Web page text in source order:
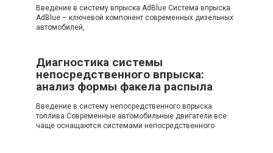
Введение в систему впрыска AdBlue Система впрыска
AdBlue – ключевой компонент современных дизельных
автомобилей,
Диагностика системы
непосредственного впрыска:
анализ формы факела распыла
Введение в систему непосредственного впрыска
топлива Современные автомобильные двигатели все
чаще оснащаются системами непосредственного